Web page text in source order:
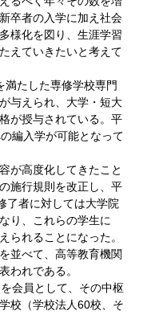
卒者の入学に加え社会
様化を図り、生涯学習
えていきたいと考えて
たした専修学校専門
与えられ、大学・短大
が授与されている。平
編入学が可能となって
が高度化してきたこと
施行規則を改正し、平
了者に対しては大学院
り、これらの学生に
られることになった。
並べて、高等教育機関
われである。
会員として、その中枢
校（学校法人60校、そ